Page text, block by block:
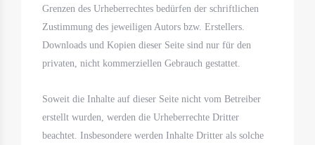
Grenzen des Urheberrechtes bedürfen der schriftlichen
Zustimmung des jeweiligen Autors bzw. Erstellers.
Downloads und Kopien dieser Seite sind nur für den
privaten, nicht kommerziellen Gebrauch gestattet.
Soweit die Inhalte auf dieser Seite nicht vom Betreiber
erstellt wurden, werden die Urheberrechte Dritter
beachtet. Insbesondere werden Inhalte Dritter als solche